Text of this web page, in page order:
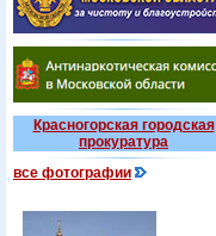
Красногорская городская
прокуратура
все фотографии